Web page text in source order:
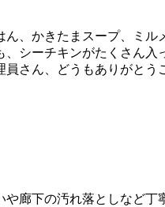
、かきたまスープ、ミル
シーチキンがたくさん入
さん、どうもありがとう
廊下の汚れ落としなど丁